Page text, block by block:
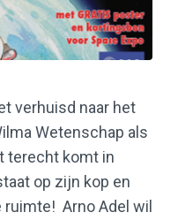
verhuisd naar het
Wetenschap als
terecht komt in
op zijn kop en
ruimte! Arno Adel wil